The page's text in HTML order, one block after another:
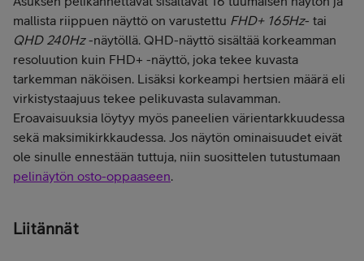
mallista riippuen näyttö on varustettu FHD+ 165Hz- tai
QHD 240Hz-näytöllä. QHD-näyttö sisältää korkeamman
resoluution kuin FHD+ -näyttö, joka tekee kuvasta
tarkemman näköisen. Lisäksi korkeampi hertsien määrä eli
virkistystaajuus tekee pelikuvasta sulavamman.
Eroavaisuuksia löytyy myös paneelien värientarkkuudessa
sekä maksimikirkkaudessa. Jos näytön ominaisuudet eivät
ole sinulle ennestään tuttuja, niin suosittelen tutustumaan
pelinäytön osto-oppaaseen.
Liitännät